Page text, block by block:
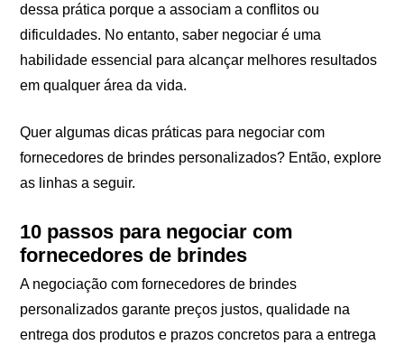
dessa prática porque a associam a conflitos ou
dificuldades. No entanto, saber negociar é uma
habilidade essencial para alcançar melhores resultados
em qualquer área da vida.
Quer algumas dicas práticas para negociar com
fornecedores de brindes personalizados? Então, explore
as linhas a seguir.
10 passos para negociar com
fornecedores de brindes
A negociação com fornecedores de brindes
personalizados garante preços justos, qualidade na
entrega dos produtos e prazos concretos para a entrega